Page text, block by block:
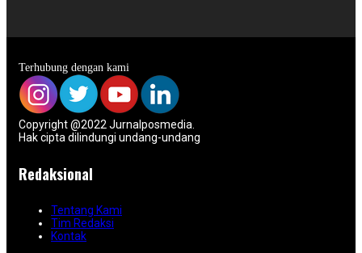
Terhubung dengan kami
Copyright @2022 Jurnalposmedia.
Hak cipta dilindungi undang-undang
Redaksional
Tentang Kami
Tim Redaksi
Kontak